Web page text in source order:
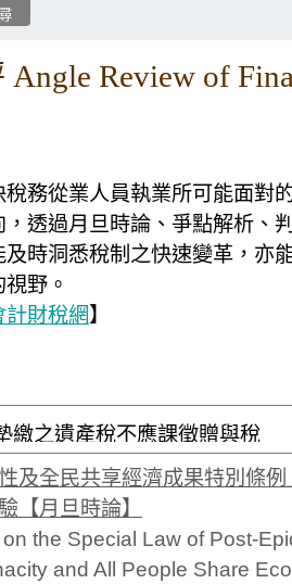
Review of
稅務從業人員執業所可能面對
透過月旦時論、爭點解析、
時洞悉稅制之快速變革，亦
野。
計財稅網】
及全民共享經濟成果特別條
【月旦時論】
the Special Law of Post-
and All People Share